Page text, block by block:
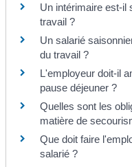
Un intérimaire est-il
travail ?
Un salarié
du travail ?
L'employeur doit-il
pause déjeuner ?
Quelles sont les
matière de
Que doit faire
salarié ?